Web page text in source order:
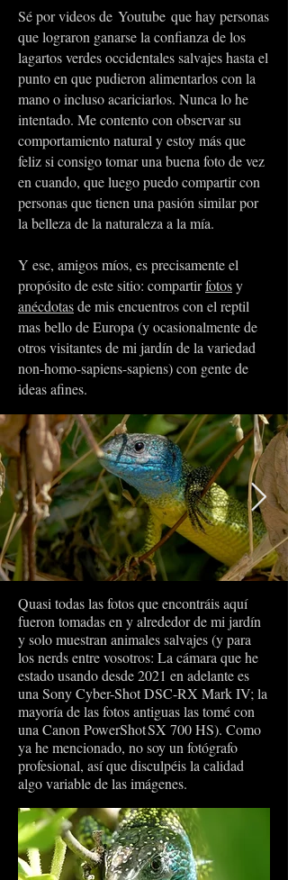
Sé por videos de Youtube que hay personas
que lograron ganarse la confianza de los
lagartos verdes occidentales salvajes hasta el
punto en que pudieron alimentarlos con la
mano o incluso acariciarlos. Nunca lo he
intentado. Me contento con observar su
comportamiento natural y estoy más que
feliz si consigo tomar una buena foto de vez
en cuando, que luego puedo compartir con
personas que tienen una pasión similar por
la belleza de la naturaleza a la mía.
Y ese, amigos míos, es precisamente el
propósito de este sitio: compartirfotosy
anécdotasde mis encuentros con el reptil
mas bello de Europa (y ocasionalmente de
otros visitantes de mi jardín de la variedad
non-homo-sapiens-sapiens) con gente de
ideas afines.
Quasi todas las fotos que encontráis aquí
fueron tomadas en y alrededor de mi jardín
y solo muestran animales salvajes (y para
los nerds entre vosotros: La cámara que he
estado usando desde 2021 en adelante es
una Sony Cyber-Shot DSC-RX Mark IV; la
mayoría de las fotos antiguas las tomé con
una Canon PowerShot SX 700 HS). Como
ya he mencionado, no soy un fotógrafo
profesional, así que disculpéis la calidad
algo variable de las imágenes.